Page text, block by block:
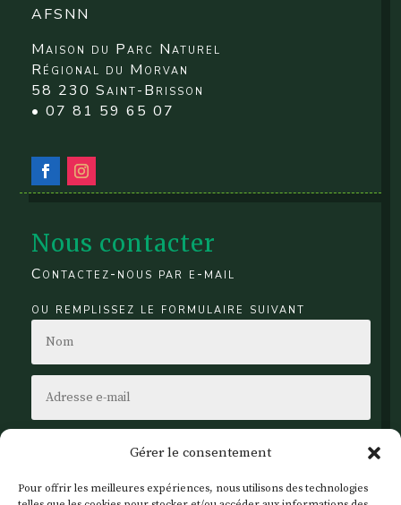
Gérer le consentement
Pour offrir les meilleures expériences, nous utilisons des technologies
AFSNN
Maison du Parc Naturel
Régional du Morvan
58 230 Saint-Brisson
• 07 81 59 65 07
Nous contacter
Contactez-nous par e-mail
ou remplissez le formulaire suivant